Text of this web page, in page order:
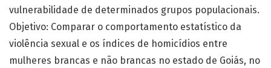
vulnerabilidade de determinados grupos populacionais.
Objetivo: Comparar o comportamento estatístico da
violência sexual e os índices de homicídios entre
mulheres brancas e não brancas no estado de Goiás, no